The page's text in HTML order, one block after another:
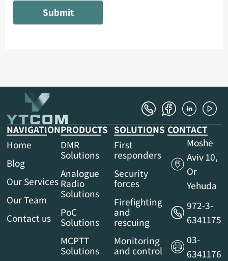
Submit
NAVIGATION
Home
Blog
Our Services
Our Team
Contact us
PRODUCTS
DMR
Solutions
Analogue
Radio
Solutions
PoC
Solutions
MCPTT
Solutions
SOLUTIONS
First
responders
Security
forces
Firefighting
and
rescuing
Monitoring
and control
CONTACT
Moshe
Aviv 10,
Or
Yehuda
972-3-
6341175
03-
6341176